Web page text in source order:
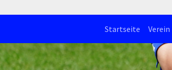
Startseite Verein